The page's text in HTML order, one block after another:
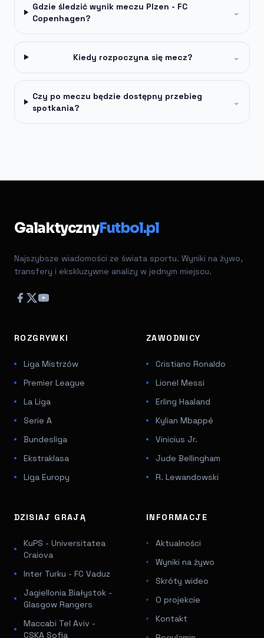
Gdzie śledzić wynik meczu Plzen - FC
Copenhagen?
⌄
Kiedy rozpoczyna się mecz? ⌄
Czy po meczu będzie dostępny przebieg
spotkania?
⌄
GalaktycznyFutbol.pl
Najszybsze wiadomości ze świata sportu. Wyniki na żywo,
transfery i ekskluzywne analizy w jednym miejscu.
ROZGRYWKI
Liga Mistrzów
Premier League
La Liga
Serie A
Bundesliga
Ekstraklasa
Liga Europy
ZAWODNICY
Cristiano Ronaldo
Lionel Messi
Erling Haaland
Kylian Mbappé
Vinicius Jr.
Jude Bellingham
R. Lewandowski
DZISIAJ GRAJĄ
KuPS - Universitatea
Craiova
Inter Turku - FC Vaduz
Jagiellonia Białystok -
Glasgow Rangers
Maccabi Tel Aviv -
CSKA Sofia
INFORMACJE
Aktualności
Wyniki na żywo
Skróty wideo
O projekcie
Kontakt